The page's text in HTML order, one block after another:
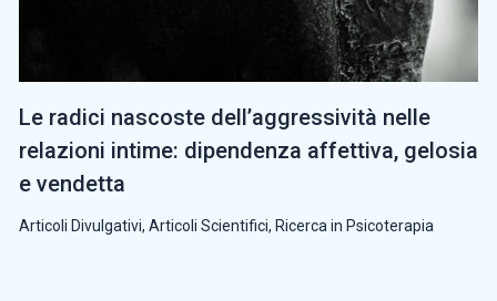
Le radici nascoste dell’aggressività nelle
relazioni intime: dipendenza affettiva, gelosia
e vendetta
Articoli Divulgativi, Articoli Scientifici, Ricerca in Psicoterapia